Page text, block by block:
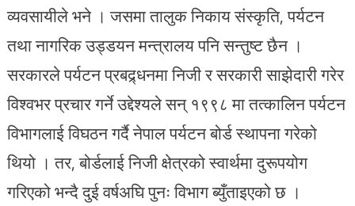
व्यवसायीले भने । जसमा तालुक निकाय संस्कृति, पर्यटन
तथा नागरिक उड्डयन मन्त्रालय पनि सन्तुष्ट छैन ।
सरकारले पर्यटन प्रबद्र्धनमा निजी र सरकारी साझेदारी गरेर
विश्वभर प्रचार गर्ने उद्देश्यले सन् १९९८ मा तत्कालिन पर्यटन
विभागलाई विघठन गर्दै नेपाल पर्यटन बोर्ड स्थापना गरेको
थियो । तर, बोर्डलाई निजी क्षेत्रको स्वार्थमा दुरूपयोग
गरिएको भन्दै दुई वर्षअघि पुनः विभाग ब्युँताइएको छ ।